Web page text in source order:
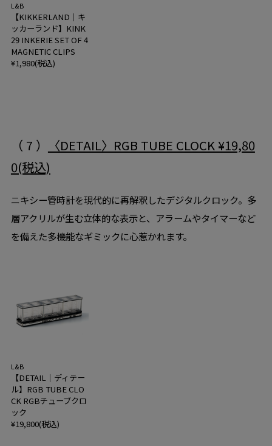
L&B
【KIKKERLAND｜キ
ッカーランド】KINK
29 INKERIE SET OF 4
MAGNETIC CLIPS
¥1,980(税込)
（ 7 ）
〈DETAIL〉RGB TUBE CLOCK ¥19,80
0(税込)
ニキシー管時計を現代的に再解釈したデジタルクロック。多
層アクリルが生む立体的な表示と、アラームやタイマーなど
を備えた多機能なギミックに心惹かれます。
L&B
【DETAIL｜ディテー
ル】RGB TUBE CLO
CK RGBチューブクロ
ック
¥19,800(税込)